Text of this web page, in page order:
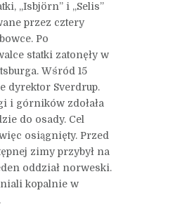
„Isbjörn” i „Selis”
przez cztery
Po
statki zatonęły w
Wśród 15
dyrektor Sverdrup.
i górników zdołała
do osady. Cel
osiągnięty. Przed
zimy przybył na
oddział norweski.
kopalnie w